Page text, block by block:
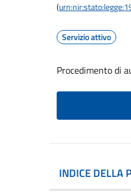
(
Servizio attivo
Procedimento di
INDICE DELLA